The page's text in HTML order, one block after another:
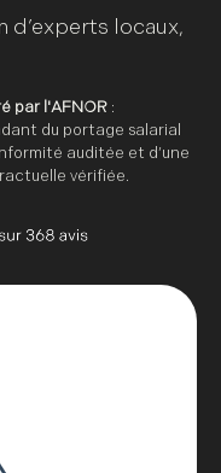
d’experts locaux,
par l'AFNOR :
du portage salarial
auditée et d’une
vérifiée.